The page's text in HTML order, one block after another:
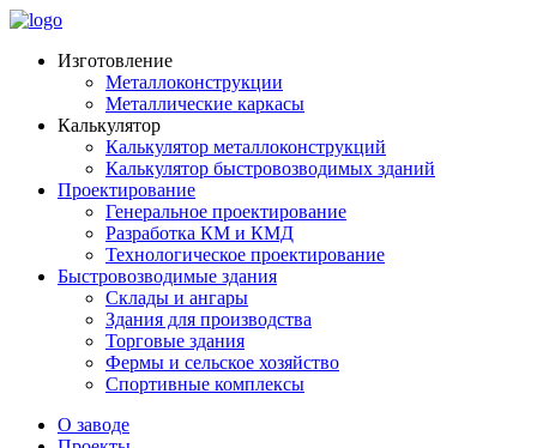
Изготовление
Металлоконструкции
Металлические каркасы
Калькулятор
Калькулятор металлоконструкций
Калькулятор быстровозводимых зданий
Проектирование
Генеральное проектирование
Разработка КМ и КМД
Технологическое проектирование
Быстровозводимые здания
Склады и ангары
Здания для производства
Торговые здания
Фермы и сельское хозяйство
Спортивные комплексы
О заводе